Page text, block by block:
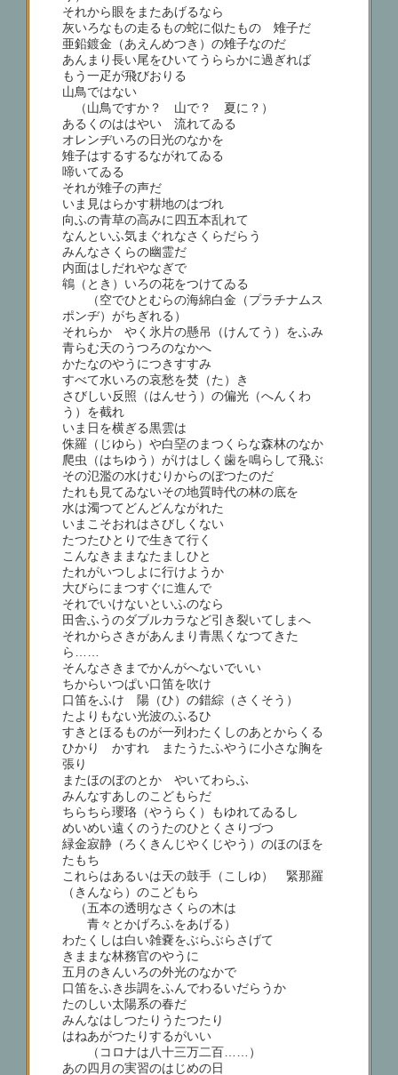
それから眼をまたあげるなら
灰いろなもの走るもの蛇に似たもの 雉子だ
亜鉛鍍金（あえんめつき）の雉子なのだ
あんまり長い尾をひいてうららかに過ぎれば
もう一疋が飛びおりる
山鳥ではない
（山鳥ですか？ 山で？ 夏に？）
あるくのははやい 流れてゐる
オレンヂいろの日光のなかを
雉子はするするながれてゐる
啼いてゐる
それが雉子の声だ
いま見はらかす耕地のはづれ
向ふの青草の高みに四五本乱れて
なんといふ気まぐれなさくらだらう
みんなさくらの幽霊だ
内面はしだれやなぎで
鴾（とき）いろの花をつけてゐる
（空でひとむらの海綿白金（プラチナムス
ポンヂ）がちぎれる）
それらかゞやく氷片の懸吊（けんてう）をふみ
青らむ天のうつろのなかへ
かたなのやうにつきすすみ
すべて水いろの哀愁を焚（た）き
さびしい反照（はんせう）の偏光（へんくわ
う）を截れ
いま日を横ぎる黒雲は
侏羅（じゆら）や白堊のまつくらな森林のなか
爬虫（はちゆう）がけはしく歯を鳴らして飛ぶ
その氾濫の水けむりからのぼつたのだ
たれも見てゐないその地質時代の林の底を
水は濁つてどんどんながれた
いまこそおれはさびしくない
たつたひとりで生きて行く
こんなきままなたましひと
たれがいつしよに行けようか
大びらにまつすぐに進んで
それでいけないといふのなら
田舎ふうのダブルカラなど引き裂いてしまへ
それからさきがあんまり青黒くなつてきた
ら……
そんなさきまでかんがへないでいい
ちからいつぱい口笛を吹け
口笛をふけ 陽（ひ）の錯綜（さくそう）
たよりもない光波のふるひ
すきとほるものが一列わたくしのあとからくる
ひかり かすれ またうたふやうに小さな胸を
張り
またほのぼのとかゞやいてわらふ
みんなすあしのこどもらだ
ちらちら瓔珞（やうらく）もゆれてゐるし
めいめい遠くのうたのひとくさりづつ
緑金寂静（ろくきんじやくじやう）のほのほを
たもち
これらはあるいは天の鼓手（こしゆ） 緊那羅
（きんなら）のこどもら
（五本の透明なさくらの木は
青々とかげろふをあげる）
わたくしは白い雑嚢をぶらぶらさげて
きままな林務官のやうに
五月のきんいろの外光のなかで
口笛をふき歩調をふんでわるいだらうか
たのしい太陽系の春だ
みんなはしつたりうたつたり
はねあがつたりするがいい
（コロナは八十三万二百……）
あの四月の実習のはじめの日